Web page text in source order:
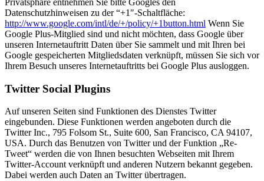
Privatsphäre entnehmen Sie bitte Googles den
Datenschutzhinweisen zu der “+1″-Schaltfläche:
http://www.google.com/intl/de/+/policy/+1button.html Wenn Sie
Google Plus-Mitglied sind und nicht möchten, dass Google über
unseren Internetauftritt Daten über Sie sammelt und mit Ihren bei
Google gespeicherten Mitgliedsdaten verknüpft, müssen Sie sich vor
Ihrem Besuch unseres Internetauftritts bei Google Plus ausloggen.
Twitter Social Plugins
Auf unseren Seiten sind Funktionen des Dienstes Twitter
eingebunden. Diese Funktionen werden angeboten durch die
Twitter Inc., 795 Folsom St., Suite 600, San Francisco, CA 94107,
USA. Durch das Benutzen von Twitter und der Funktion „Re-
Tweet“ werden die von Ihnen besuchten Webseiten mit Ihrem
Twitter-Account verknüpft und anderen Nutzern bekannt gegeben.
Dabei werden auch Daten an Twitter übertragen.